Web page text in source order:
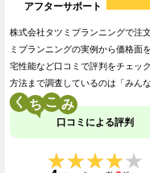
アフターサポート
株式会社タツミプランニングで注
ミプランニングの実例から価格面
宅性能など口コミで評判をチェッ
方法まで調査しているのは「みん
く こ
口コミによる評判
★★★★★
★★★★★